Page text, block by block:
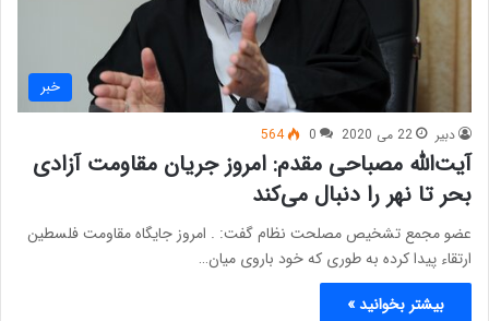
خبر
دبیر 22 می 2020 0
564
آیت‌الله مصباحی مقدم: امروز جریان مقاومت آزادی
بحر تا نهر را دنبال می‌کند
عضو مجمع تشخیص مصلحت نظام گفت: . امروز جایگاه مقاومت فلسطین
ارتقاء پیدا کرده به طوری که خود باروی میان…
بیشتر بخوانید »